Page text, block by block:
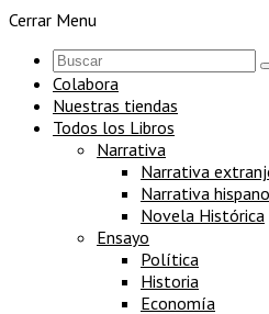
Cerrar Menu
Colabora
Nuestras tiendas
Todos los Libros
Narrativa
Narrativa
Narrativa
Novela Histórica
Ensayo
Política
Historia
Economía